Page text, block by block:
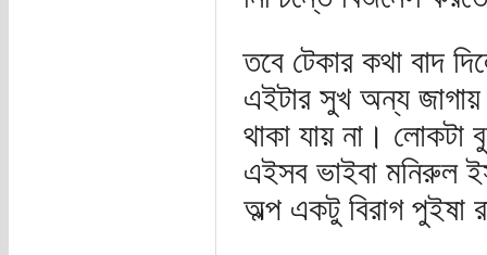
তবে টেকার কথা বাদ
এইটার সুখ অন্য
থাকা যায় না। লোকটা
এইসব ভাইবা মনিরুল
অল্প একটু বিরাগ পুইষা